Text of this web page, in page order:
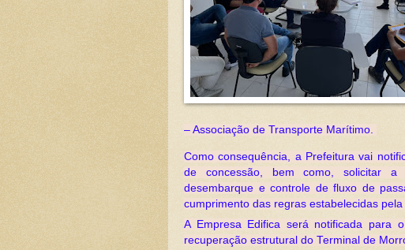
– Associação de Transporte Marítimo.
Como consequência, a Prefeitura vai
de concessão, bem como, solicitar
desembarque e controle de fluxo de
cumprimento das regras estabelecidas pela
A Empresa Edifica será notificada para
recuperação estrutural do Terminal de